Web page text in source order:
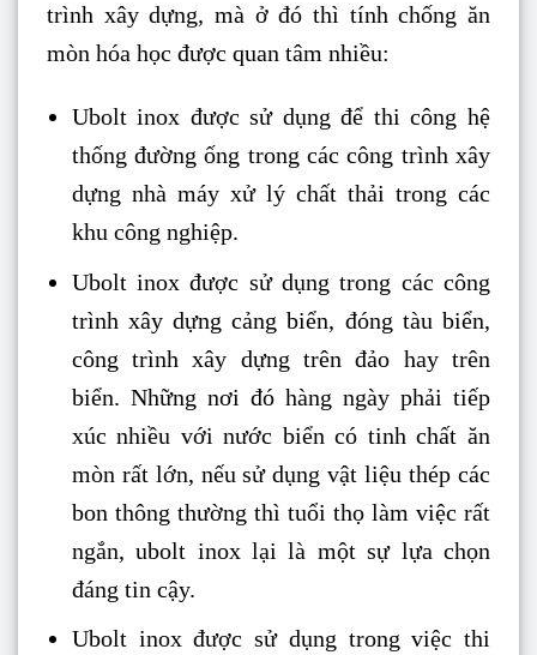
trình xây dựng, mà ở đó thì tính chống ăn
mòn hóa học được quan tâm nhiều:
Ubolt inox được sử dụng để thi công hệ
thống đường ống trong các công trình xây
dựng nhà máy xử lý chất thải trong các
khu công nghiệp.
Ubolt inox được sử dụng trong các công
trình xây dựng cảng biển, đóng tàu biển,
công trình xây dựng trên đảo hay trên
biển. Những nơi đó hàng ngày phải tiếp
xúc nhiều với nước biển có tinh chất ăn
mòn rất lớn, nếu sử dụng vật liệu thép các
bon thông thường thì tuổi thọ làm việc rất
ngắn, ubolt inox lại là một sự lựa chọn
đáng tin cậy.
Ubolt inox được sử dụng trong việc thi